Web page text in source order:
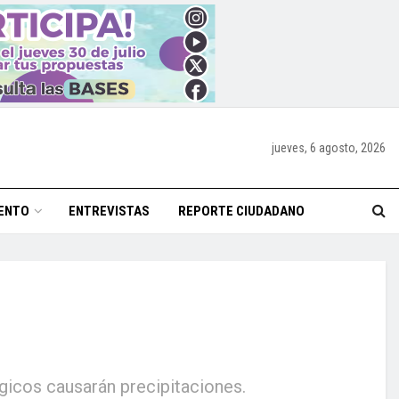
jueves, 6 agosto, 2026
ENTREVISTAS REPORTE CIUDADANO
causarán precipitaciones.